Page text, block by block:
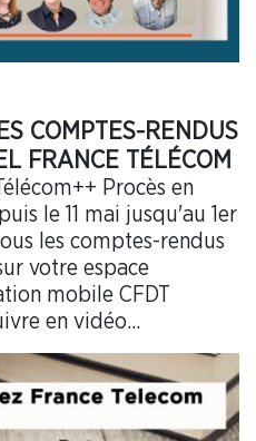
COMPTES-RENDUS
FRANCE TÉLÉCOM
Procès en
le 11 mai jusqu'au 1er
les comptes-rendus
votre espace
mobile CFDT
en vidéo...